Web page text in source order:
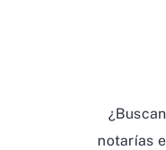
notarías